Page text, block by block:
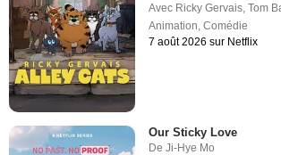
Avec Ricky Gervais,Tom
Animation,Comédie
7 août 2026 sur Netflix
Our Sticky Love
DeJi-Hye Mo